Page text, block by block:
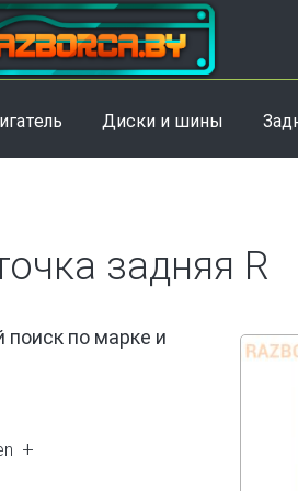
Диски и шины
задняя R
по марке и